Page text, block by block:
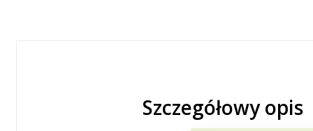
Szczegółowy opis